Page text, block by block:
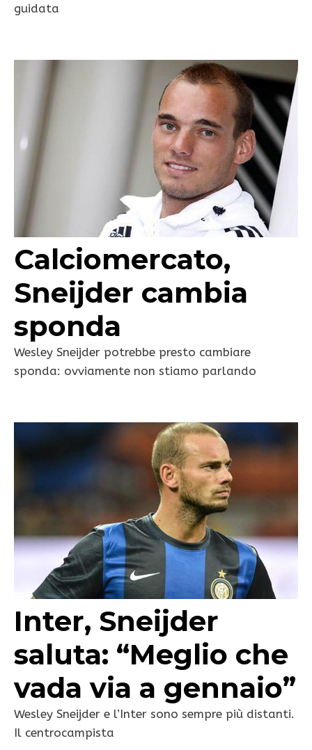
guidata
Calciomercato,
Sneijder cambia
sponda
Wesley Sneijder potrebbe presto cambiare
sponda: ovviamente non stiamo parlando
Inter, Sneijder
saluta: “Meglio che
vada via a gennaio”
Wesley Sneijder e l’Inter sono sempre più distanti.
Il centrocampista